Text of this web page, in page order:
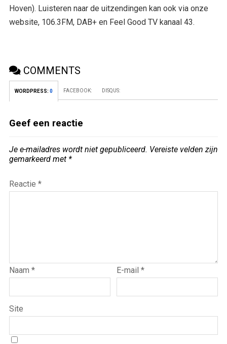
Hoven). Luisteren naar de uitzendingen kan ook via onze
website, 106.3FM, DAB+ en Feel Good TV kanaal 43.
COMMENTS
WORDPRESS: 0 FACEBOOK: DISQUS:
Geef een reactie
Je e-mailadres wordt niet gepubliceerd. Vereiste velden zijn
gemarkeerd met *
Reactie *
Naam * E-mail*
Site